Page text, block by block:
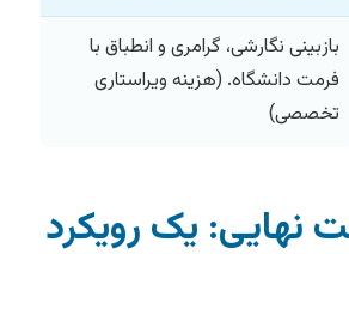
بازبینی نگارشی، گرامری و انطباق با
فرمت دانشگاه. (هزینه ویراستاری
تخصصی)
نهایی: یک رویکرد